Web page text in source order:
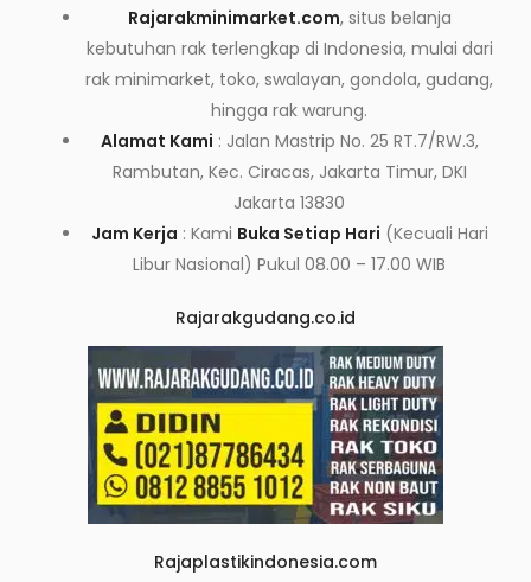
Rajarakminimarket.com, situs belanja
kebutuhan rak terlengkap di Indonesia, mulai dari
rak minimarket, toko, swalayan, gondola, gudang,
hingga rak warung.
Alamat Kami : Jalan Mastrip No. 25 RT.7/RW.3,
Rambutan, Kec. Ciracas, Jakarta Timur, DKI
Jakarta 13830
Jam Kerja : Kami Buka Setiap Hari (Kecuali Hari
Libur Nasional) Pukul 08.00 – 17.00 WIB
Rajarakgudang.co.id
Rajaplastikindonesia.com